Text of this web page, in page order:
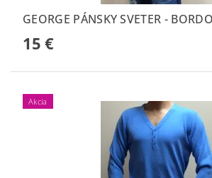
GEORGE PÁNSKY SVETER -
15 €
Akcia